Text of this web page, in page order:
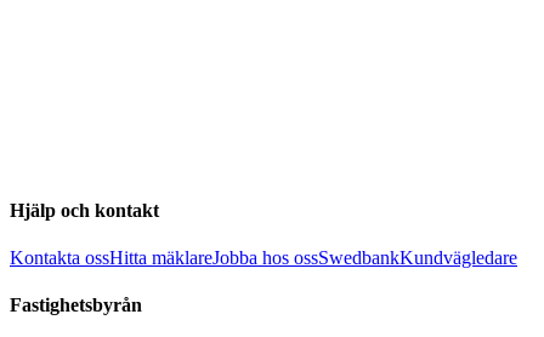
Hjälp och kontakt
Kontakta ossHitta mäklareJobba hos ossSwedbankKundvägledare
Fastighetsbyrån